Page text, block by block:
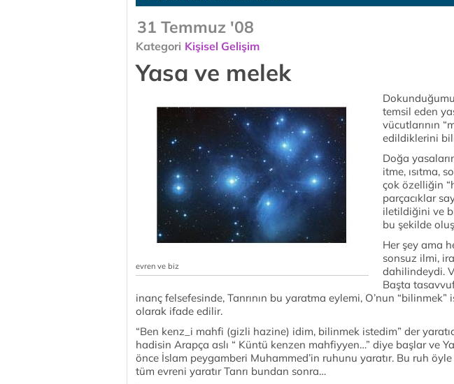
31 Temmuz '08
Kategori Kişisel Gelişim
Yasa ve melek
evren ve biz
temsil eden
vücutlarının
edildiklerini
Doğa
itme, ısıtma,
çok özelliğin
parçacıklar
iletildiğini ve
bu şekilde
Her şey ama
sonsuz ilmi,
dahilindeydi.
Başta
inanç felsefesinde, Tanrının bu yaratma eylemi, O’nun “bilinmek”
olarak ifade edilir.
“Ben kenz_i mahfi (gizli hazine) idim, bilinmek istedim” der
hadisin Arapça aslı “ Küntü kenzen mahfiyyen…” diye başlar ve
önce İslam peygamberi Muhammed’in ruhunu yaratır. Bu ruh
tüm evreni yaratır Tanrı bundan sonra…